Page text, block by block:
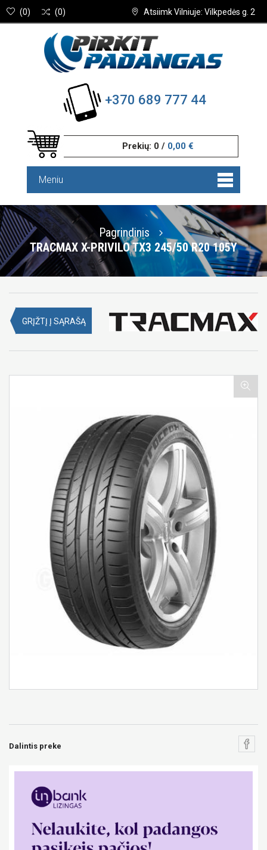
Atsiimk Vilniuje: Vilkpedės g. 2
(0) (0)
+370 689 777 44
Prekių: 0 / 0,00 €
Meniu
Pagrindinis
TRACMAX X-PRIVILO TX3 245/50 R20 105Y
GRĮŽTĮ Į SĄRAŠĄ
Dalintis preke